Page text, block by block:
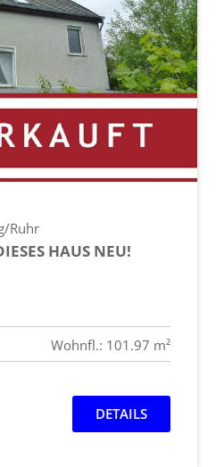
Ruhr
HAUS NEU!
Wohnfl.: 101.97 m²
DETAILS